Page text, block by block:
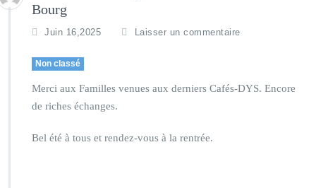
Bourg
Juin 16,2025 Laisser un commentaire
Non classé
Merci aux Familles venues aux derniers Cafés-DYS. Encore
de riches échanges.
Bel été à tous et rendez-vous à la rentrée.